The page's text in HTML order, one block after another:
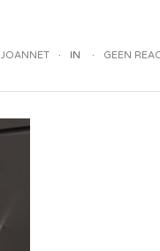
JOANNET IN GEEN